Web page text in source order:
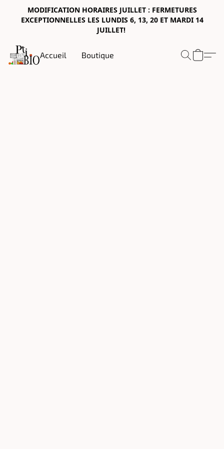
MODIFICATION HORAIRES JUILLET : FERMETURES
EXCEPTIONNELLES LES LUNDIS 6, 13, 20 ET MARDI 14
JUILLET!
Accueil Boutique